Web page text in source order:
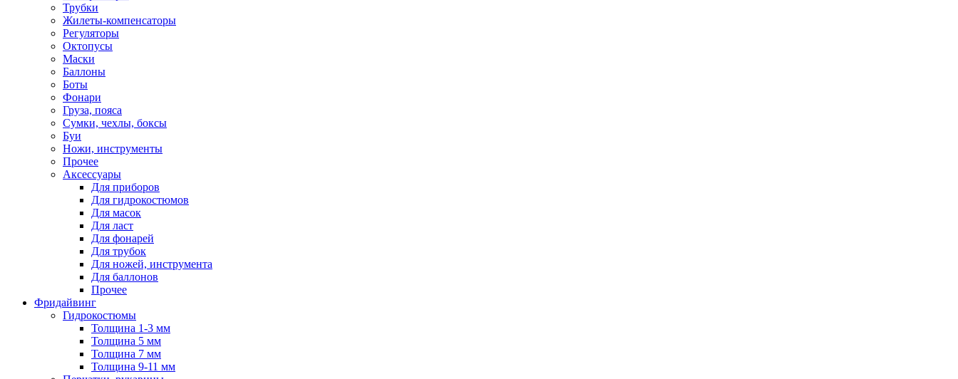
Трубки
Жилеты-компенсаторы
Регуляторы
Октопусы
Маски
Баллоны
Боты
Фонари
Груза, пояса
Сумки, чехлы, боксы
Буи
Ножи, инструменты
Прочее
Аксессуары
Для приборов
Для гидрокостюмов
Для масок
Для ласт
Для фонарей
Для трубок
Для ножей, инструмента
Для баллонов
Прочее
Фридайвинг
Гидрокостюмы
Толщина 1-3 мм
Толщина 5 мм
Толщина 7 мм
Толщина 9-11 мм